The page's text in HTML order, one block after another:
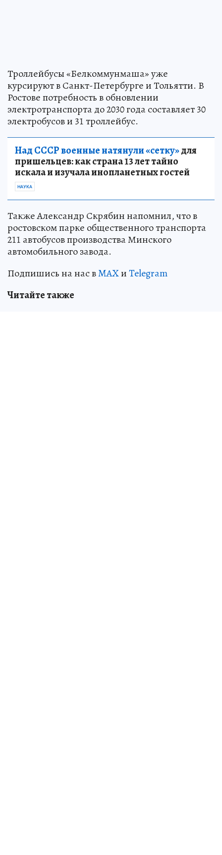
Троллейбусы «Белкоммунмаша» уже
курсируют в Санкт-Петербурге и Тольятти. В
Ростове потребность в обновлении
электротранспорта до 2030 года составляет 30
электробусов и 31 троллейбус.
Над СССР военные натянули «сетку»для
пришельцев: как страна 13 лет тайно
искала и изучала инопланетных гостей
НАУКА
Также Александр Скрябин напомнил, что в
ростовском парке общественного транспорта
211 автобусов производства Минского
автомобильного завода.
Подпишись на нас вMAXиTelegram
Читайте также